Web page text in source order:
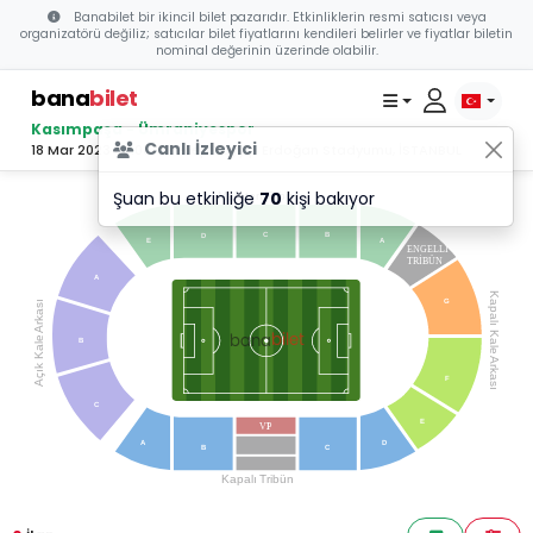
Banabilet bir ikincil bilet pazarıdır. Etkinliklerin resmi satıcısı veya
organizatörü değiliz; satıcılar bilet fiyatlarını kendileri belirler ve fiyatlar biletin
nominal değerinin üzerinde olabilir.
banabilet
Kasımpaşa - Ümraniyespor
18 Mar 2023 00:00 - Recep Tayyip Erdoğan Stadyumu, İSTANBUL
Maraton Tribün
Açık Kale
Arkası Kapalı Kale
Arkası
Kapalı Tribün
VIP
A
B C
D
A
B
C
D
E
E
F
A
B
C
G
ENGELLİ
TRİBÜN
banabilet
Canlı İzleyici
Şuan bu etkinliğe 70 kişi bakıyor